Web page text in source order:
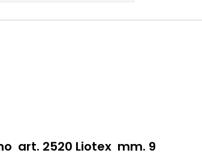
art. 2520 Liotex mm. 9